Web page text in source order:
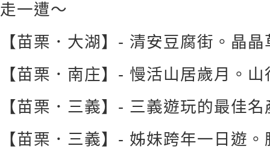
走一遭～
【苗栗．大湖】- 清安豆腐街。晶
【苗栗．南庄】- 慢活山居歲月。
【苗栗．三義】- 三義遊玩的最佳
【苗栗．三義】- 姊妹跨年一日遊